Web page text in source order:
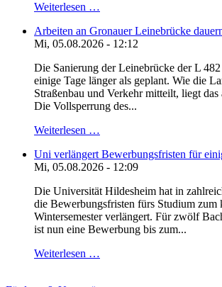
Weiterlesen …
Arbeiten an Gronauer Leinebrücke
Mi, 05.08.2026 - 12:12
Die Sanierung der Leinebrücke der L
einige Tage länger als geplant. Wie die
Straßenbau und Verkehr mitteilt, liegt
Die Vollsperrung des...
Weiterlesen …
Uni verlängert Bewerbungsfristen für
Mi, 05.08.2026 - 12:09
Die Universität Hildesheim hat in
die Bewerbungsfristen fürs Studium zum
Wintersemester verlängert. Für zwölf
ist nun eine Bewerbung bis zum...
Weiterlesen …